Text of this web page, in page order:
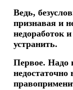
Ведь,
признавая и
недоработок
устранить.
Первое. Надо